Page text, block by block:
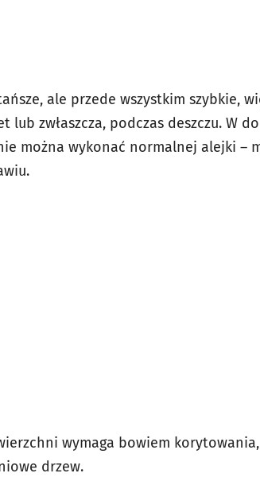
ale przede wszystkim szybkie,
lub zwłaszcza, podczas deszczu. W
można wykonać normalnej alejki –
wymaga bowiem
drzew.